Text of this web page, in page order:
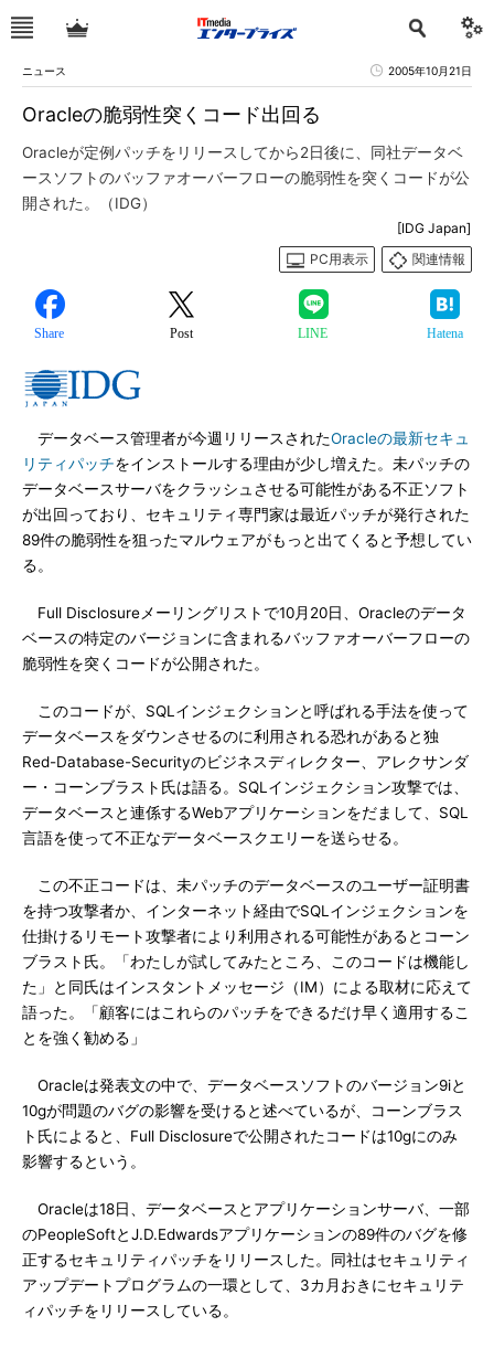
ニュース 2005年10月21日
Oracleの脆弱性突くコード出回る
Oracleが定例パッチをリリースしてから2日後に、同社データベ
ースソフトのバッファオーバーフローの脆弱性を突くコードが公
開された。（IDG）
[IDG Japan]
PC用表示
関連情報
Share Post LINE Hatena
データベース管理者が今週リリースされたOracleの最新セキュ
リティパッチをインストールする理由が少し増えた。未パッチの
データベースサーバをクラッシュさせる可能性がある不正ソフト
が出回っており、セキュリティ専門家は最近パッチが発行された
89件の脆弱性を狙ったマルウェアがもっと出てくると予想してい
る。
Full Disclosureメーリングリストで10月20日、Oracleのデータ
ベースの特定のバージョンに含まれるバッファオーバーフローの
脆弱性を突くコードが公開された。
このコードが、SQLインジェクションと呼ばれる手法を使って
データベースをダウンさせるのに利用される恐れがあると独
Red-Database-Securityのビジネスディレクター、アレクサンダ
ー・コーンブラスト氏は語る。SQLインジェクション攻撃では、
データベースと連係するWebアプリケーションをだまして、SQL
言語を使って不正なデータベースクエリーを送らせる。
この不正コードは、未パッチのデータベースのユーザー証明書
を持つ攻撃者か、インターネット経由でSQLインジェクションを
仕掛けるリモート攻撃者により利用される可能性があるとコーン
ブラスト氏。「わたしが試してみたところ、このコードは機能し
た」と同氏はインスタントメッセージ（IM）による取材に応えて
語った。「顧客にはこれらのパッチをできるだけ早く適用するこ
とを強く勧める」
Oracleは発表文の中で、データベースソフトのバージョン9iと
10gが問題のバグの影響を受けると述べているが、コーンブラス
ト氏によると、Full Disclosureで公開されたコードは10gにのみ
影響するという。
Oracleは18日、データベースとアプリケーションサーバ、一部
のPeopleSoftとJ.D.Edwardsアプリケーションの89件のバグを修
正するセキュリティパッチをリリースした。同社はセキュリティ
アップデートプログラムの一環として、3カ月おきにセキュリテ
ィパッチをリリースしている。